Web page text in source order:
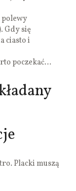
polewy
Gdy się
ciasto i
poczekać…
Placki muszą